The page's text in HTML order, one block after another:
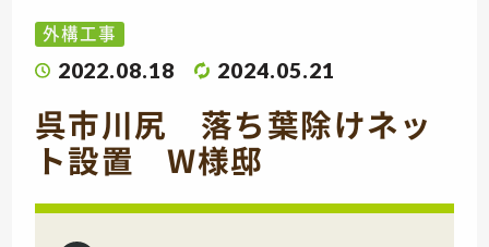
外構工事
2022.08.18 2024.05.21
呉市川尻 落ち葉除けネッ
ト設置 W様邸